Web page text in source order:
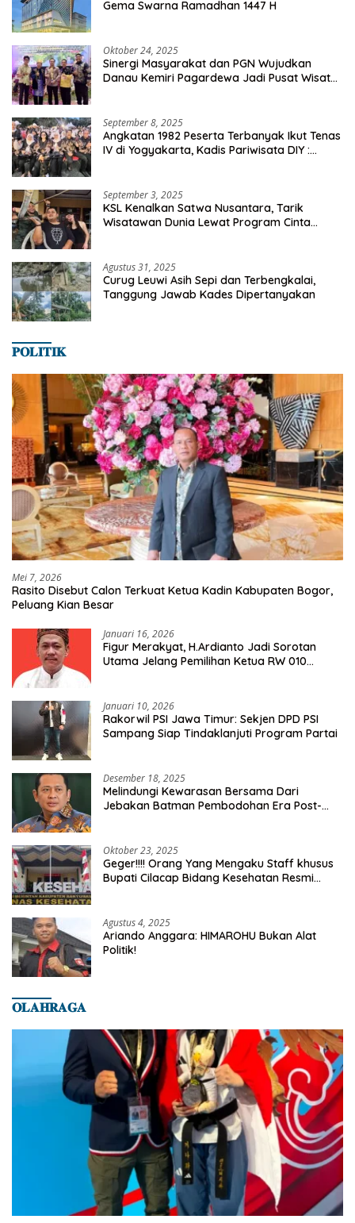
Gema Swarna Ramadhan 1447 H
Oktober 24, 2025
Sinergi Masyarakat dan PGN Wujudkan
Danau Kemiri Pagardewa Jadi Pusat Wisata
September 8, 2025
Angkatan 1982 Peserta Terbanyak Ikut Tenas
IV di Yogyakarta, Kadis Pariwisata DIY :
September 3, 2025
KSL Kenalkan Satwa Nusantara, Tarik
Wisatawan Dunia Lewat Program Cinta
Agustus 31, 2025
Curug Leuwi Asih Sepi dan Terbengkalai,
Tanggung Jawab Kades Dipertanyakan
𝐏𝐎𝐋𝐈𝐓𝐈𝐊
Mei 7, 2026
Rasito Disebut Calon Terkuat Ketua Kadin Kabupaten Bogor,
Peluang Kian Besar
Januari 16, 2026
Figur Merakyat, H.Ardianto Jadi Sorotan
Utama Jelang Pemilihan Ketua RW 010
Januari 10, 2026
Rakorwil PSI Jawa Timur: Sekjen DPD PSI
Sampang Siap Tindaklanjuti Program Partai
Desember 18, 2025
Melindungi Kewarasan Bersama Dari
Jebakan Batman Pembodohan Era Post-
Oktober 23, 2025
Geger!!!! Orang Yang Mengaku Staff khusus
Bupati Cilacap Bidang Kesehatan Resmi
Agustus 4, 2025
Ariando Anggara: HIMAROHU Bukan Alat
Politik!
𝐎𝐋𝐀𝐇𝐑𝐀𝐆𝐀